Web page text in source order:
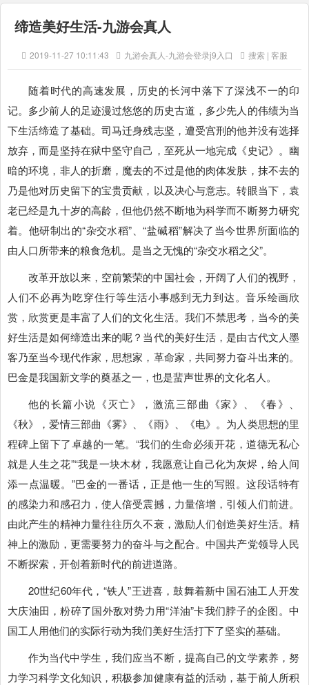
缔造美好生活-九游会真人
2019-11-27 10:11:43 九游会真人-九游会登录j9入口 搜索 | 客服
随着时代的高速发展，历史的长河中落下了深浅不一的印
记。多少前人的足迹漫过悠悠的历史古道，多少先人的伟绩为当
下生活缔造了基础。司马迁身残志坚，遭受宫刑的他并没有选择
放弃，而是坚持在狱中坚守自己，至死从一地完成《史记》。幽
暗的环境，非人的折磨，魔去的不过是他的肉体发肤，抹不去的
乃是他对历史留下的宝贵贡献，以及决心与意志。转眼当下，袁
老已经是九十岁的高龄，但他仍然不断地为科学而不断努力研究
着。他研制出的“杂交水稻”、“盐碱稻”解决了当今世界所面临的
由人口所带来的粮食危机。是当之无愧的“杂交水稻之父”。
改革开放以来，空前繁荣的中国社会，开阔了人们的视野，
人们不必再为吃穿住行等生活小事感到无力到达。音乐绘画欣
赏，欣赏更是丰富了人们的文化生活。我们不禁思考，当今的美
好生活是如何缔造出来的呢？当代的美好生活，是由古代文人墨
客乃至当今现代作家，思想家，革命家，共同努力奋斗出来的。
巴金是我国新文学的奠基之一，也是蜚声世界的文化名人。
他的长篇小说《灭亡》，激流三部曲《家》、《春》、
《秋》，爱情三部曲《雾》、《雨》、《电》。为人类思想的里
程碑上留下了卓越的一笔。“我们的生命必须开花，道德无私心
就是人生之花”“我是一块木材，我愿意让自己化为灰烬，给人间
添一点温暖。”巴金的一番话，正是他一生的写照。这段话特有
的感染力和感召力，使人倍受震撼，力量倍增，引领人们前进。
由此产生的精神力量往往历久不衰，激励人们创造美好生活。精
神上的激励，更需要努力的奋斗与之配合。中国共产党领导人民
不断探索，开创着新时代的前进道路。
20世纪60年代，“铁人”王进喜，鼓舞着新中国石油工人开发
大庆油田，粉碎了国外敌对势力用“洋油”卡我们脖子的企图。中
国工人用他们的实际行动为我们美好生活打下了坚实的基础。
作为当代中学生，我们应当不断，提高自己的文学素养，努
力学习科学文化知识，积极参加健康有益的活动，基于前人所积